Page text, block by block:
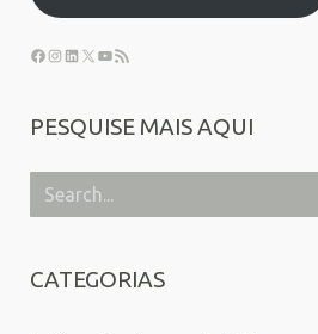
PESQUISE MAIS AQUI
CATEGORIAS